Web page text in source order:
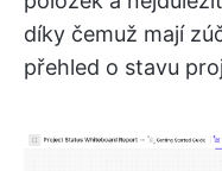
díky čemuž mají
přehled o stavu